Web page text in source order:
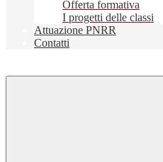
Offerta formativa
I progetti delle classi
Attuazione PNRR
Contatti